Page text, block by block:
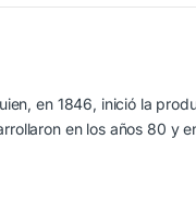
en 1846, inició la
en los años 80 y